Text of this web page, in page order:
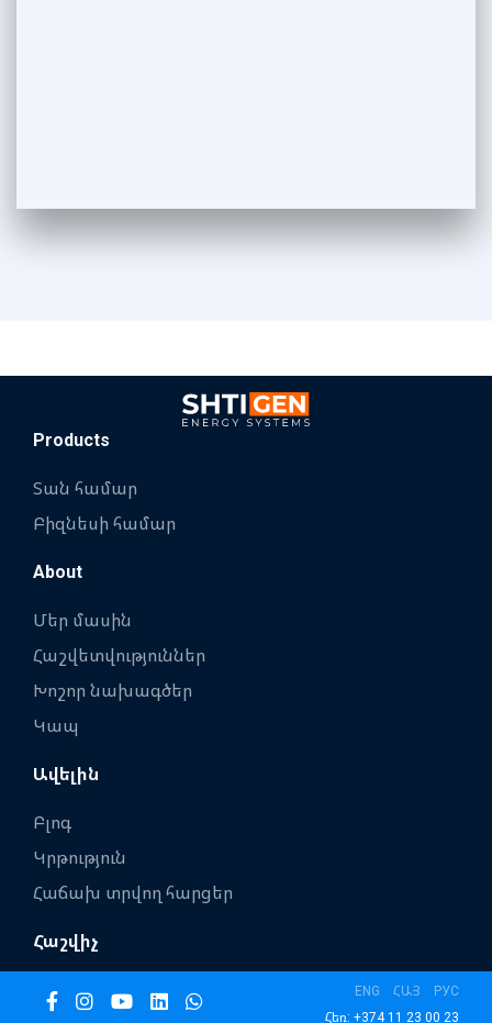
Products
Տան համար
Բիզնեսի համար
About
Մեր մասին
Հաշվետվություններ
Խոշոր նախագծեր
Կապ
Ավելին
Բլոգ
Կրթություն
Հաճախ տրվող հարցեր
Հաշվիչ
ENG ՀԱՅ
РУС
Հեռ: +374 11 23 00 23